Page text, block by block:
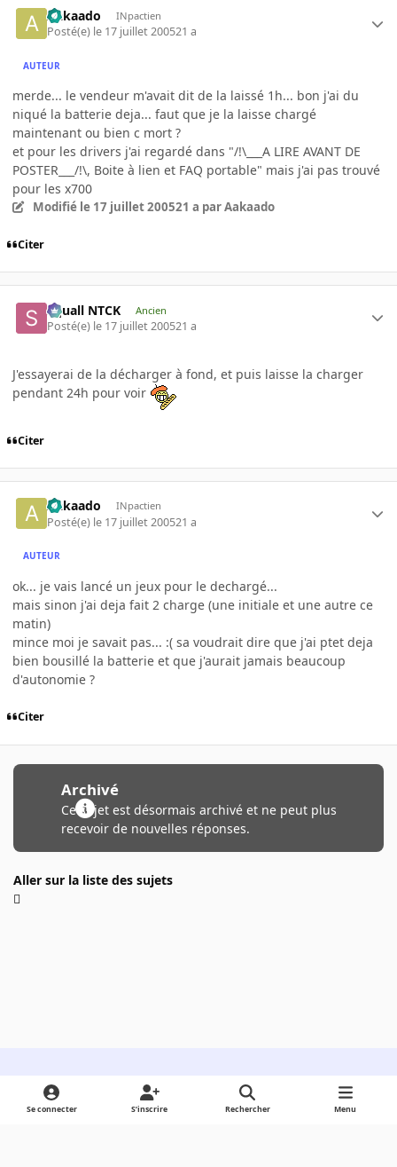
Aakaado INpactien
Posté(e) le 17 juillet 200521 a
AUTEUR
merde... le vendeur m'avait dit de la laissé 1h... bon j'ai du
niqué la batterie deja... faut que je la laisse chargé
maintenant ou bien c mort ?
et pour les drivers j'ai regardé dans "/!\___A LIRE AVANT DE
POSTER___/!\, Boite à lien et FAQ portable" mais j'ai pas trouvé
pour les x700
Modifié le 17 juillet 200521 a par Aakaado
Citer
Squall NTCK Ancien
Posté(e) le 17 juillet 200521 a
J'essayerai de la décharger à fond, et puis laisse la charger
pendant 24h pour voir
Citer
Aakaado INpactien
Posté(e) le 17 juillet 200521 a
AUTEUR
ok... je vais lancé un jeux pour le dechargé...
mais sinon j'ai deja fait 2 charge (une initiale et une autre ce
matin)
mince moi je savait pas... :( sa voudrait dire que j'ai ptet deja
bien bousillé la batterie et que j'aurait jamais beaucoup
d'autonomie ?
Citer
Archivé
Ce sujet est désormais archivé et ne peut plus
recevoir de nouvelles réponses.
Aller sur la liste des sujets
Light ModeDark ModeSystem Preference
Se connecter S’inscrire Rechercher Menu